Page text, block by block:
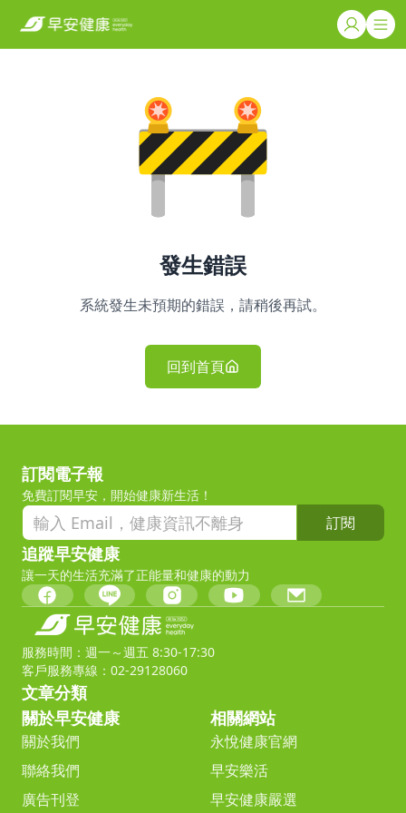
發生錯誤
系統發生未預期的錯誤，請稍後再試。
回到首頁
訂閱電子報
免費訂閱早安，開始健康新生活！
訂閱
追蹤早安健康
讓一天的生活充滿了正能量和健康的動力
服務時間：週一～週五 8:30-17:30
客戶服務專線：02-29128060
文章分類
關於早安健康
關於我們
聯絡我們
廣告刊登
相關網站
永悅健康官網
早安樂活
早安健康嚴選